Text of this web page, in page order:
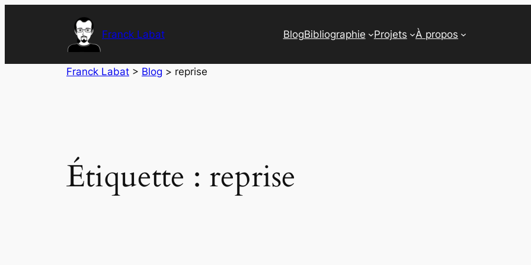
Franck Labat BlogBibliographie Projets À propos
Franck Labat > Blog > reprise
Étiquette : reprise